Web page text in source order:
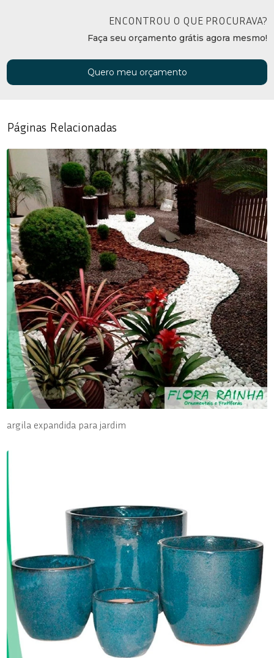
ENCONTROU O QUE PROCURAVA?
Faça seu orçamento grátis agora mesmo!
Quero meu orçamento
Páginas Relacionadas
argila expandida para jardim